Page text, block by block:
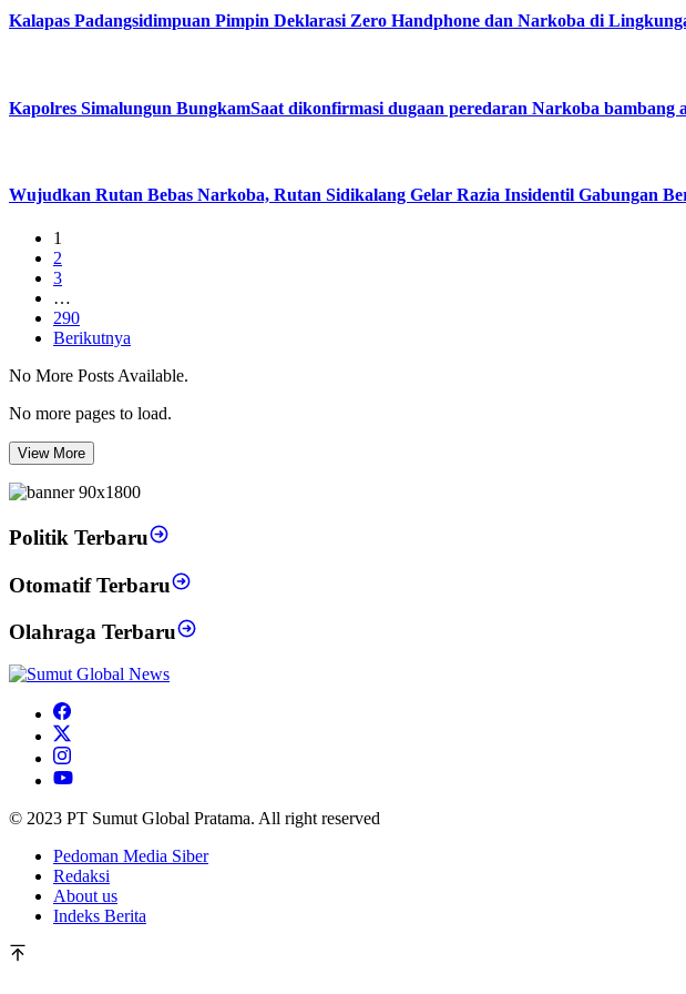
Kalapas Padangsidimpuan Pimpin Deklarasi Zero Handphone dan Narkoba di
Kapolres Simalungun BungkamSaat dikonfirmasi dugaan peredaran Narkoba bambang
Wujudkan Rutan Bebas Narkoba, Rutan Sidikalang Gelar Razia Insidentil Gabungan
1
2
3
…
290
Berikutnya
No More Posts Available.
No more pages to load.
View More
Politik Terbaru
Otomatif Terbaru
Olahraga Terbaru
© 2023 PT Sumut Global Pratama. All right reserved
Pedoman Media Siber
Redaksi
About us
Indeks Berita